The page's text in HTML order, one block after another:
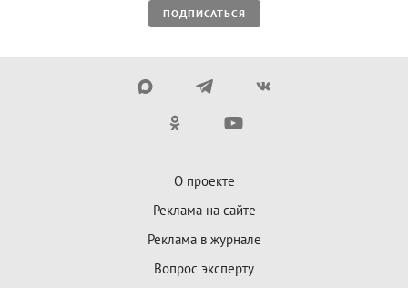
ПОДПИСАТЬСЯ
О проекте
Реклама на сайте
Реклама в журнале
Вопрос эксперту